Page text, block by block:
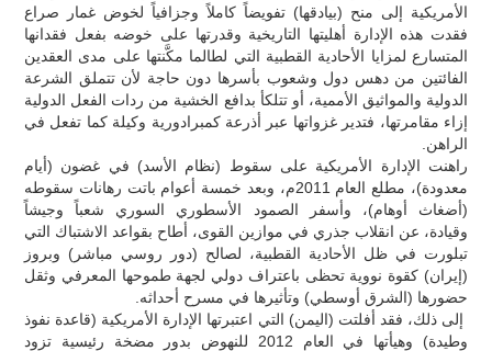
الأمريكية إلى منح (بيادقها) تفويضاً كاملاً وجزافياً لخوض غمار صراع
فقدت هذه الإدارة أهليتها التاريخية وقدرتها على خوضه بفعل فقدانها
المتسارع لمزايا الأحادية القطبية التي لطالما مكَّنتها على مدى العقدين
الفائتين من دهس دول وشعوب بأسرها دون حاجة لأن تتملق الشرعة
الدولية والمواثيق الأممية، أو تتلكأ بدافع الخشية من ردات الفعل الدولية
إزاء مقامرتها، فتدير غزواتها عبر أذرعة كمبرادورية وكيلة كما تفعل في
الراهن.
راهنت الإدارة الأمريكية على سقوط (نظام الأسد) في غضون (أيام
معدودة)، مطلع العام 2011م، وبعد خمسة أعوام باتت رهانات سقوطه
(أضغاث أوهام)، وأسفر الصمود الأسطوري السوري شعباً وجيشاً
وقيادة، عن انقلاب جذري في موازين القوى، أطاح بقواعد الاشتباك التي
تبلورت في ظل الأحادية القطبية، لصالح (دور روسي مباشر) وبروز
(إيران) كقوة نووية تحظى باعتراف دولي لجهة طموحها المعرفي وثقل
حضورها (الشرق أوسطي) وتأثيرها في مسرح أحداثه.
إلى ذلك، فقد أفلتت (اليمن) التي اعتبرتها الإدارة الأمريكية (قاعدة نفوذ
وطيدة) وهيأتها في العام 2012 للنهوض بدور مضخة رئيسية تزود